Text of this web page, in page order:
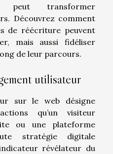
peut transformer
Découvrez comment
de réécriture peuvent
mais aussi fidéliser
de leur parcours.
utilisateur
sur le web désigne
qu’un visiteur
ou une plateforme
stratégie digitale
révélateur du